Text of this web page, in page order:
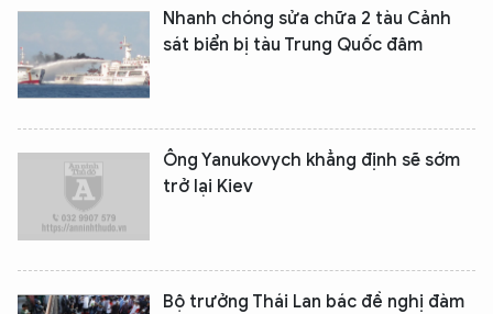
Nhanh chóng sửa chữa 2 tàu Cảnh
sát biển bị tàu Trung Quốc đâm
Ông Yanukovych khẳng định sẽ sớm
trở lại Kiev
Bộ trưởng Thái Lan bác đề nghị đàm